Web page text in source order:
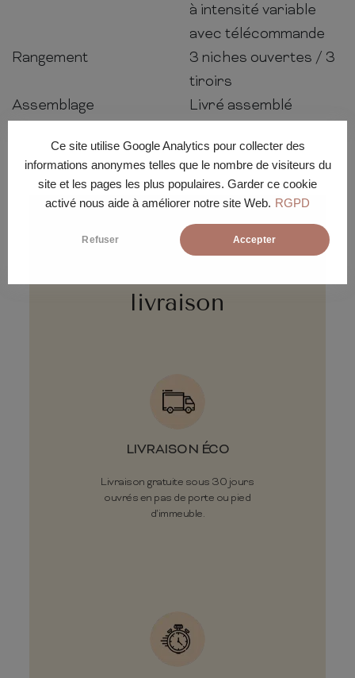
Ce site utilise Google Analytics pour collecter des
informations anonymes telles que le nombre de visiteurs du
site et les pages les plus populaires. Garder ce cookie
activé nous aide à améliorer notre site Web. RGPD
Refuser Accepter
à intensité variable
avec télécommande
Rangement
3 niches ouvertes / 3
tiroirs
Assemblage
Livré assemblé
livraison
LIVRAISON ÉCO
Livraison gratuite sous 30 jours
ouvrés en pas de porte ou pied
d'immeuble.